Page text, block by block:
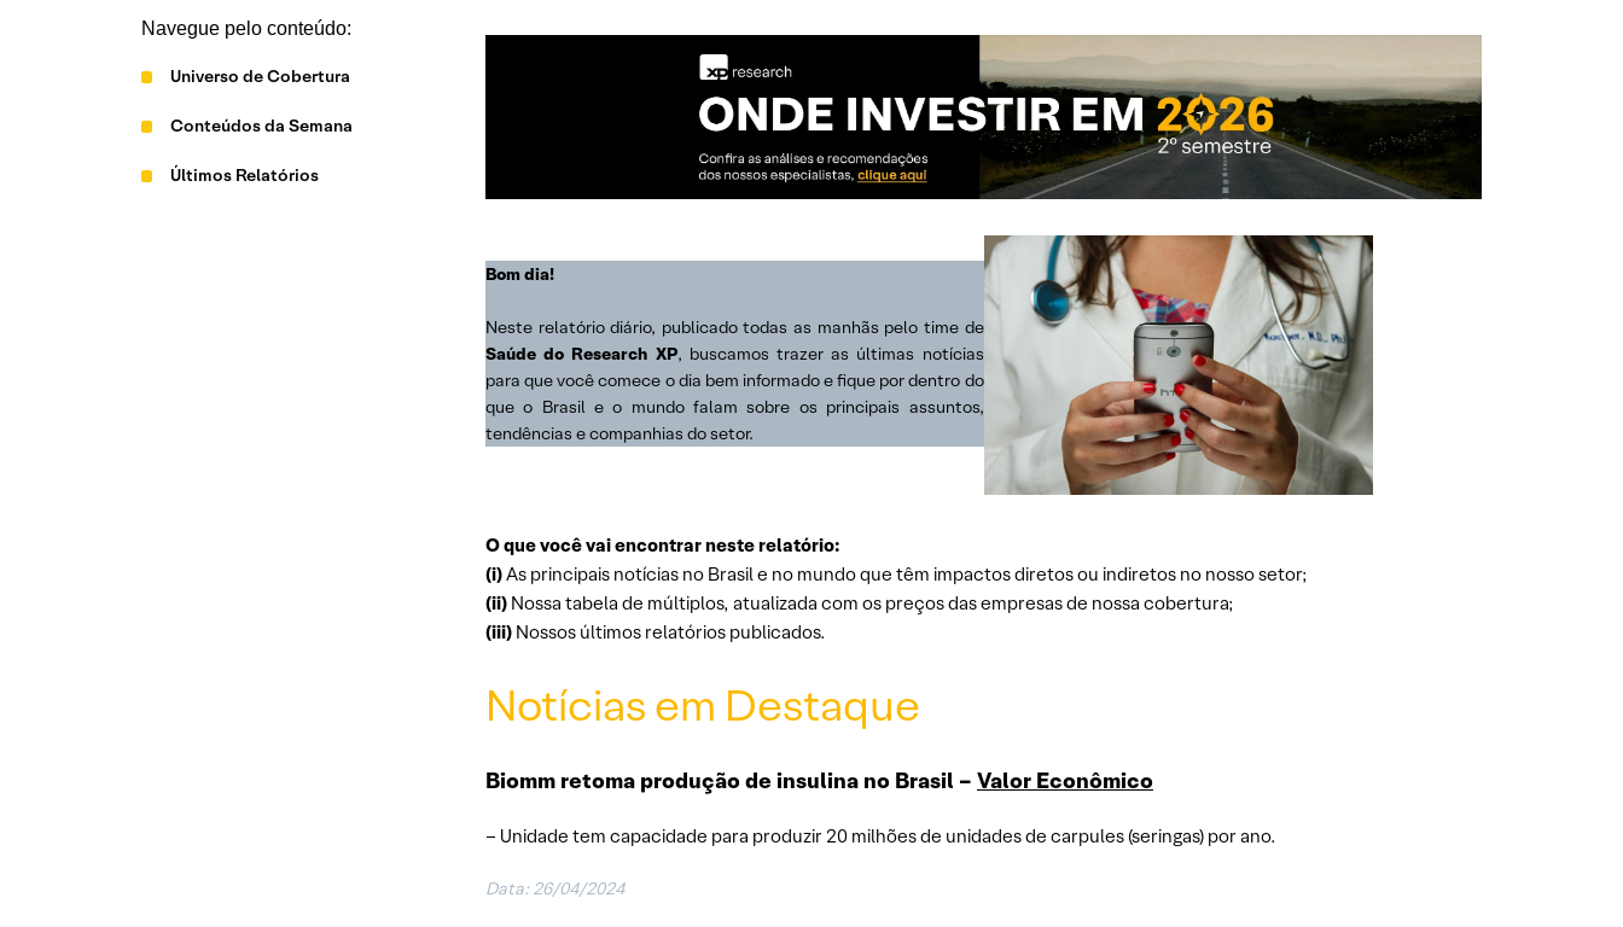
Navegue pelo conteúdo:
Universo de Cobertura
Conteúdos da Semana
Últimos Relatórios
Bom dia!
Neste relatório diário, publicado todas as manhãs pelo time de
Saúde do Research XP, buscamos trazer as últimas notícias
para que você comece o dia bem informado e fique por dentro do
que o Brasil e o mundo falam sobre os principais assuntos,
tendências e companhias do setor.
O que você vai encontrar neste relatório:
(i)As principais notícias no Brasil e no mundo que têm impactos diretos ou indiretos no nosso setor;
(ii) Nossa tabela de múltiplos, atualizada com os preços das empresas de nossa cobertura;
(iii) Nossos últimos relatórios publicados.
Notícias em Destaque
Biomm retoma produção de insulina no Brasil – Valor Econômico
– Unidade tem capacidade para produzir 20 milhões de unidades de carpules (seringas) por ano.
Data: 26/04/2024